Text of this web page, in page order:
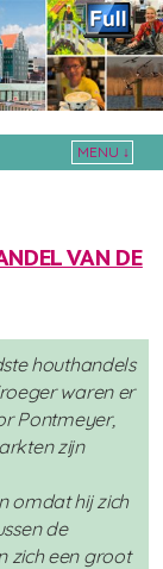
MENU ↓
VAN DE
houthandels
waren er
Pontmeyer,
zijn
omdat hij zich
de
zich een groot